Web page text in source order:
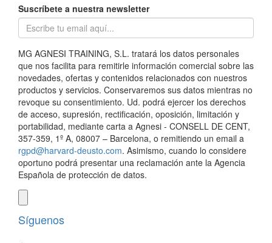
Suscríbete a nuestra newsletter
MG AGNESI TRAINING, S.L. tratará los datos personales
que nos facilita para remitirle información comercial sobre las
novedades, ofertas y contenidos relacionados con nuestros
productos y servicios. Conservaremos sus datos mientras no
revoque su consentimiento. Ud. podrá ejercer los derechos
de acceso, supresión, rectificación, oposición, limitación y
portabilidad, mediante carta a Agnesi - CONSELL DE CENT,
357-359, 1º A, 08007 – Barcelona, o remitiendo un email a
rgpd@harvard-deusto.com. Asimismo, cuando lo considere
oportuno podrá presentar una reclamación ante la Agencia
Española de protección de datos.
Síguenos